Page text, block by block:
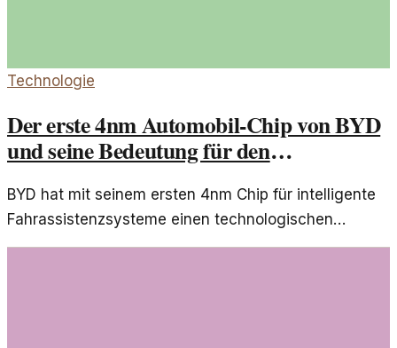
Technologie
Der erste 4nm Automobil-Chip von BYD
und seine Bedeutung für den
BYD hat mit seinem ersten 4nm Chip für intelligente
Fahrassistenzsysteme einen technologischen
Meilenstein gesetzt. Dieser Artikel beleuchtet die